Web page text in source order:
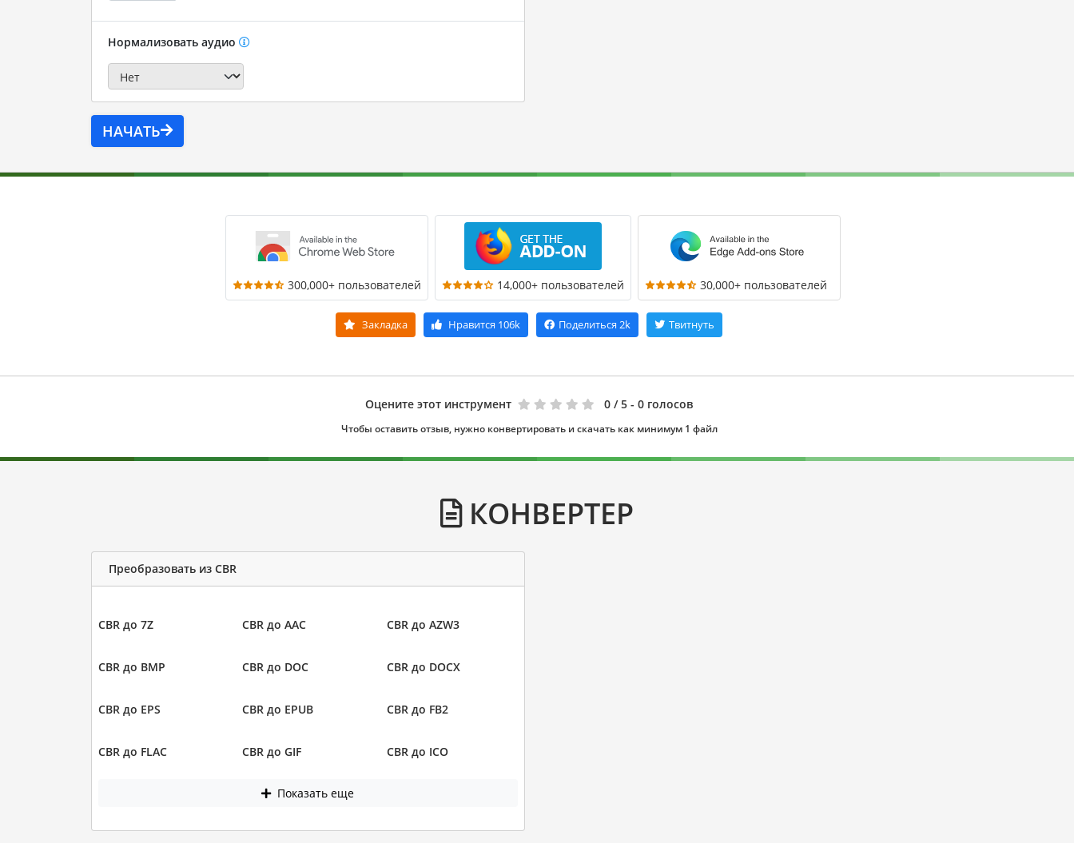
Нормализовать аудио
НАЧАТЬ
300,000+ пользователей 14,000+ пользователей 30,000+ пользователей
Закладка Нравится 106k Поделиться 2k Твитнуть
Оцените этот инструмент 0 / 5 - 0 голосов
Чтобы оставить отзыв, нужно конвертировать и скачать как минимум 1 файл
КОНВЕРТЕР
Преобразовать из CBR
CBR до 7Z CBR до AAC CBR до AZW3
CBR до BMP CBR до DOC CBR до DOCX
CBR до EPS CBR до EPUB CBR до FB2
CBR до FLAC CBR до GIF CBR до ICO
Показать еще